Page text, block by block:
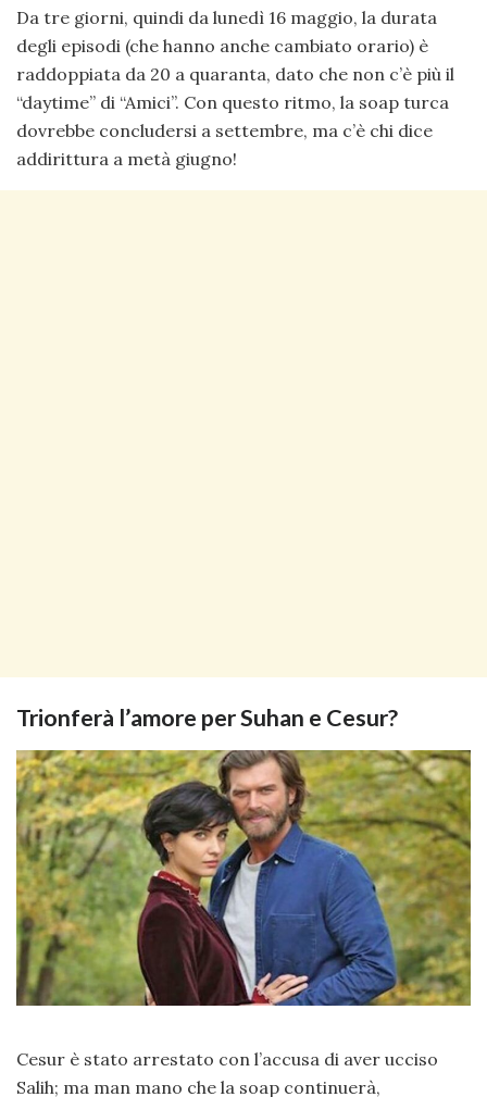
Da tre giorni, quindi da lunedì 16 maggio, la durata
degli episodi (che hanno anche cambiato orario) è
raddoppiata da 20 a quaranta, dato che non c’è più il
“daytime” di “Amici”. Con questo ritmo, la soap turca
dovrebbe concludersi a settembre, ma c’è chi dice
addirittura a metà giugno!
Trionferà l’amore per Suhan e Cesur?
Cesur è stato arrestato con l’accusa di aver ucciso
Salih; ma man mano che la soap continuerà,